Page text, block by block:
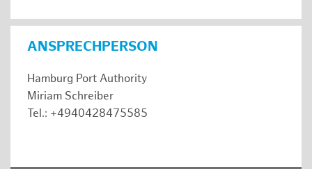
ANSPRECHPERSON
Hamburg Port Authority
Miriam Schreiber
Tel.: +4940428475585